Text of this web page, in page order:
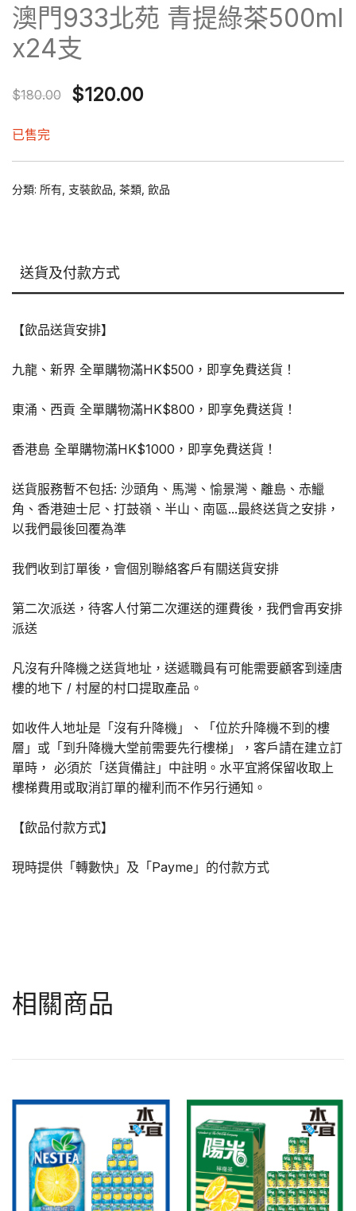
澳門933北苑 青提綠茶500ml
x24支
$180.00
Original
$180.00.
$120.00
$120.00.
已售完
分類: 所有 支裝飲品 茶類 飲品
送貨及付款方式
【飲品送貨安排】
九龍、新界 全單購物滿HK$500，即享免費送貨！
東涌、西貢 全單購物滿HK$800，即享免費送貨！
香港島 全單購物滿HK$1000，即享免費送貨！
送貨服務暫不包括: 沙頭角、馬灣、愉景灣、離島、赤鱲
角、香港廸士尼、打鼓嶺、半山、南區...最終送貨之安排，
以我們最後回覆為準
我們收到訂單後，會個別聯絡客戶有關送貨安排
第二次派送，待客人付第二次運送的運費後，我們會再安排
派送
凡沒有升降機之送貨地址，送遞職員有可能需要顧客到達唐
樓的地下 / 村屋的村口提取產品。
如收件人地址是「沒有升降機」、「位於升降機不到的樓
層」或「到升降機大堂前需要先行樓梯」，客戶請在建立訂
單時， 必須於「送貨備註」中註明。水平宜將保留收取上
樓梯費用或取消訂單的權利而不作另行通知。
【飲品付款方式】
現時提供「轉數快」及「Payme」的付款方式
相關商品